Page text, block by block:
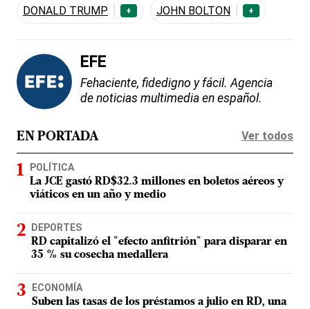
DONALD TRUMP + JOHN BOLTON +
EFE
Fehaciente, fidedigno y fácil. Agencia
de noticias multimedia en español.
EN PORTADA Ver todos
POLÍTICA
La JCE gastó RD$32.3 millones en boletos aéreos y
viáticos en un año y medio
DEPORTES
RD capitalizó el "efecto anfitrión" para disparar en
35 % su cosecha medallera
ECONOMÍA
Suben las tasas de los préstamos a julio en RD, una